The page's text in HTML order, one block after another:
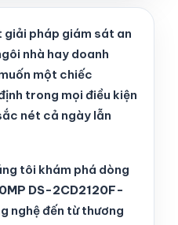
giải pháp giám sát an
nhà hay doanh
một chiếc
trong mọi điều kiện
nét cả ngày lẫn
tôi khám phá dòng
DS-2CD2120F-
nghệ đến từ thương